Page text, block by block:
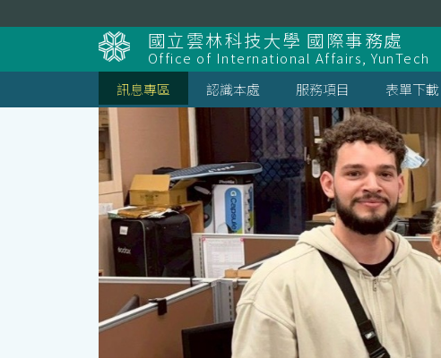
到
主
要
內
容
塊
國立雲林科技大學 國際事務處
Office of International Affairs, YunTech
訊息專區
認識本處 服務項目 表單下載